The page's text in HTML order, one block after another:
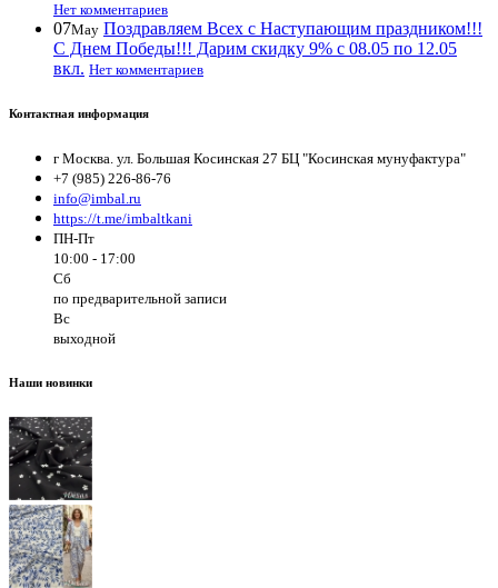
Нет комментариев
07May Поздравляем Всех с Наступающим праздником!!!
С Днем Победы!!! Дарим скидку 9% с 08.05 по 12.05
вкл. Нет комментариев
Контактная информация
г Москва. ул. Большая Косинская 27 БЦ "Косинская мунуфактура"
+7 (985) 226-86-76
info@imbal.ru
https://t.me/imbaltkani
ПН-Пт
10:00 - 17:00
Сб
по предварительной записи
Вс
выходной
Наши новинки